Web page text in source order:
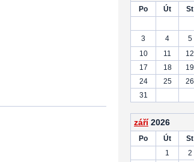
Po Út St
3
4 5
10
11 12
17
18 19
24
25 26
31
září 2026
Po Út St
1
2